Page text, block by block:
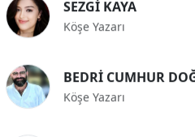
Köşe Yazarı
Köşe Yazarı